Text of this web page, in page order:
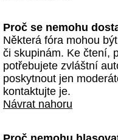
Proč se nemohu
Některá fóra mohou
či skupinám. Ke čtení,
potřebujete zvláštní
poskytnout jen
kontaktujte je.
Návrat nahoru